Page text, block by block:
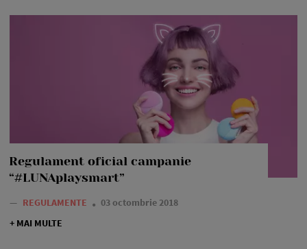
Regulament oficial campanie
“#LUNAplaysmart”
— REGULAMENTE
03 octombrie 2018
+ MAI MULTE